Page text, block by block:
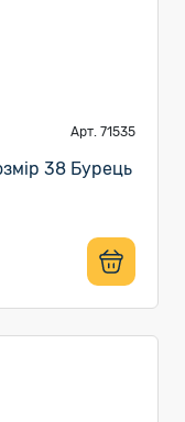
Арт. 71535
38 Бурець